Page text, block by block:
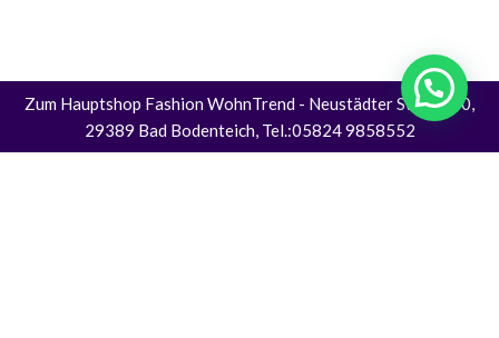
Zum Hauptshop Fashion WohnTrend - Neustädter Straße 30,
29389 Bad Bodenteich, Tel.:05824 9858552